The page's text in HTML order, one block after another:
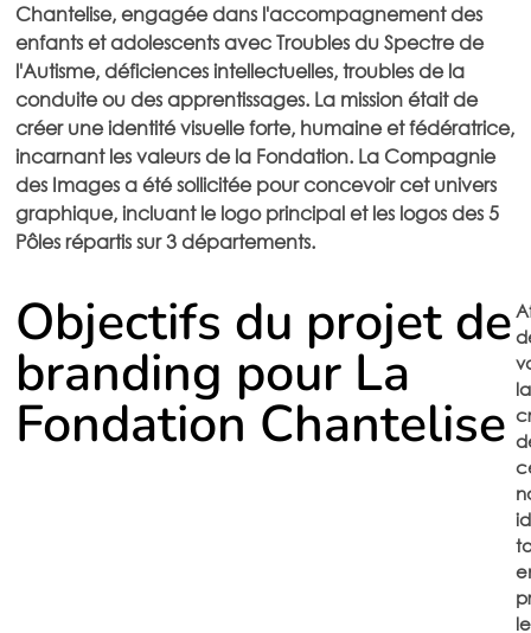
Chantelise, engagée dans l'accompagnement des
enfants et adolescents avec Troubles du Spectre de
l'Autisme, déficiences intellectuelles, troubles de la
conduite ou des apprentissages. La mission était de
créer une identité visuelle forte, humaine et fédératrice,
incarnant les valeurs de la Fondation. La Compagnie
des Images a été sollicitée pour concevoir cet univers
graphique, incluant le logo principal et les logos des 5
Pôles répartis sur 3 départements.
Objectifs du projet de
branding pour La
Fondation Chantelise
la
le